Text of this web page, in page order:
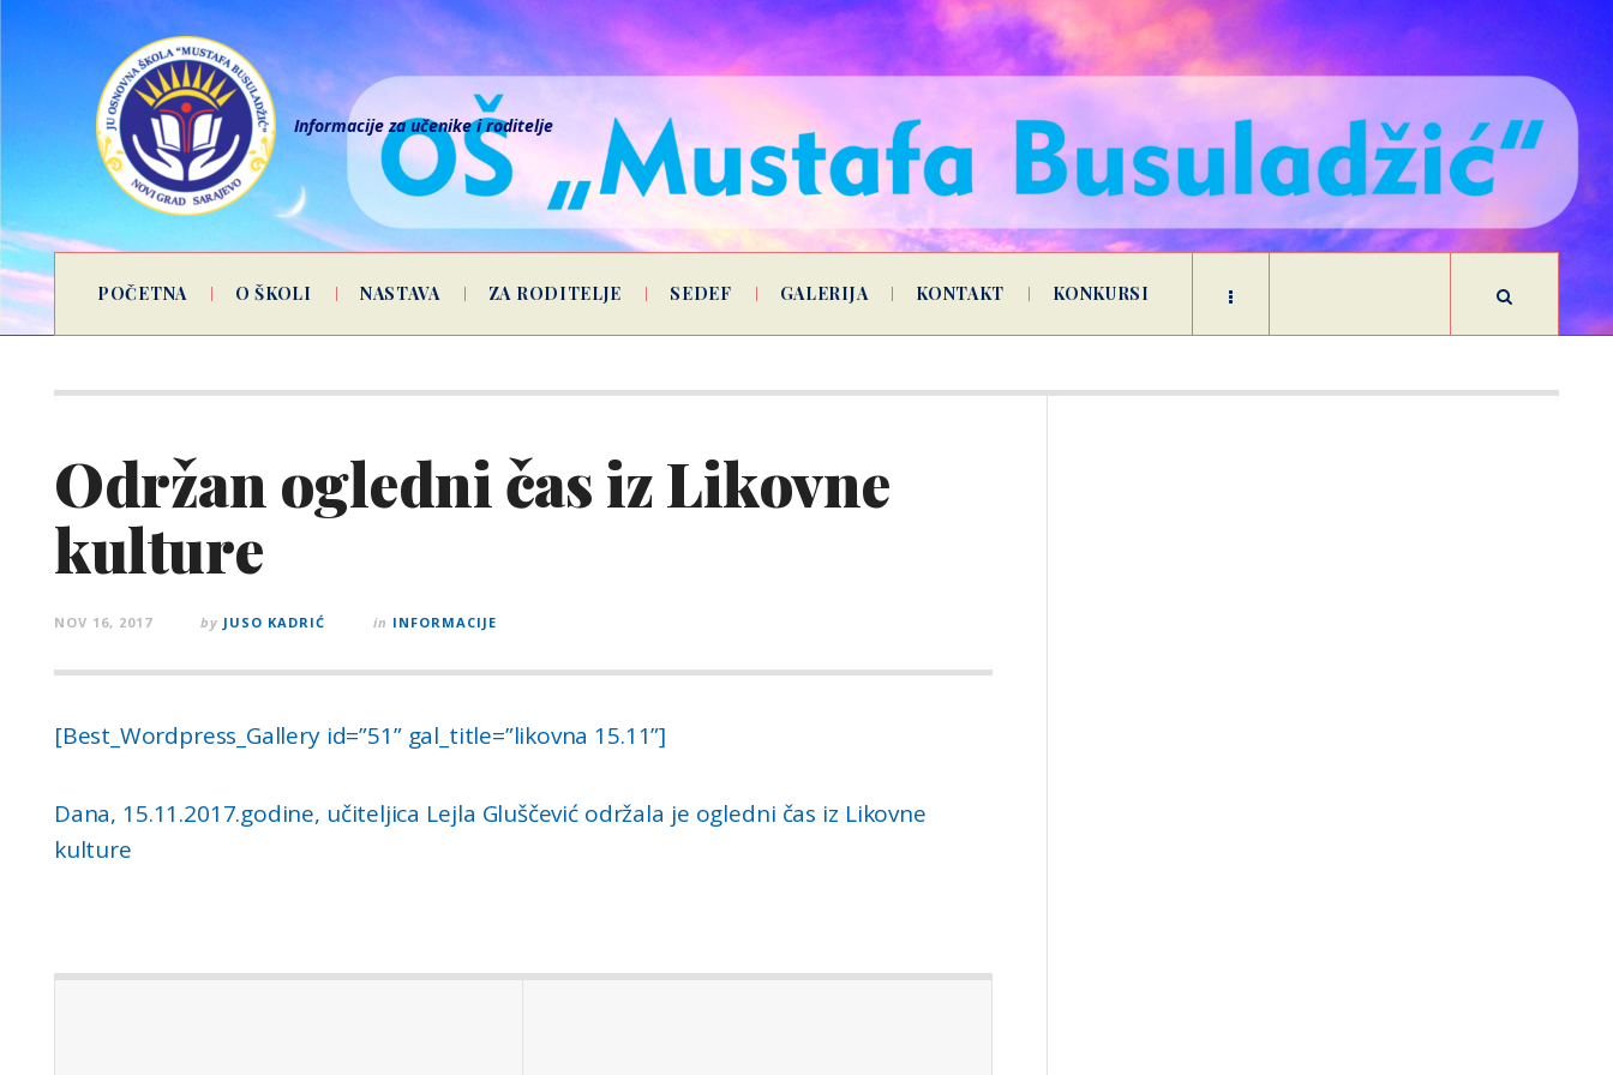
Informacije za učenike i roditelje
POČETNA O ŠKOLI NASTAVA ZA RODITELJE SEDEF GALERIJA KONTAKT KONKURSI
Održan ogledni čas iz Likovne
kulture
NOV 16, 2017 by JUSO KADRIĆ in INFORMACIJE
[Best_Wordpress_Gallery id=”51” gal_title=”likovna 15.11”]
Dana, 15.11.2017.godine, učiteljica Lejla Gluščević održala je ogledni čas iz Likovne
kulture